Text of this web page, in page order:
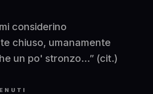
considerino
chiuso, umanamente
un po' stronzo...” (cit.)